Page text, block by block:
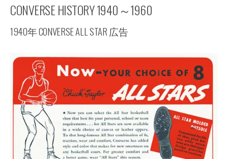
CONVERSE HISTORY 1940～1960
1940年 CONVERSE ALL STAR 広告